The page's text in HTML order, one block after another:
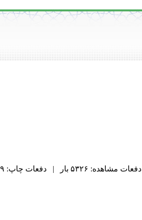
دفعات مشاهده: ۵۳۲۶ بار | دفعات چاپ: ۱۳۸۹ بار | دفعات ارسال به دیگران: ۹۸ بار |